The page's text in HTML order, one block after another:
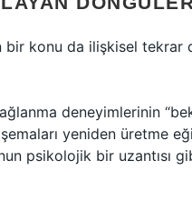
bir konu da ilişkisel
deneyimlerinin
yeniden üretme
psikolojik bir uzantısı